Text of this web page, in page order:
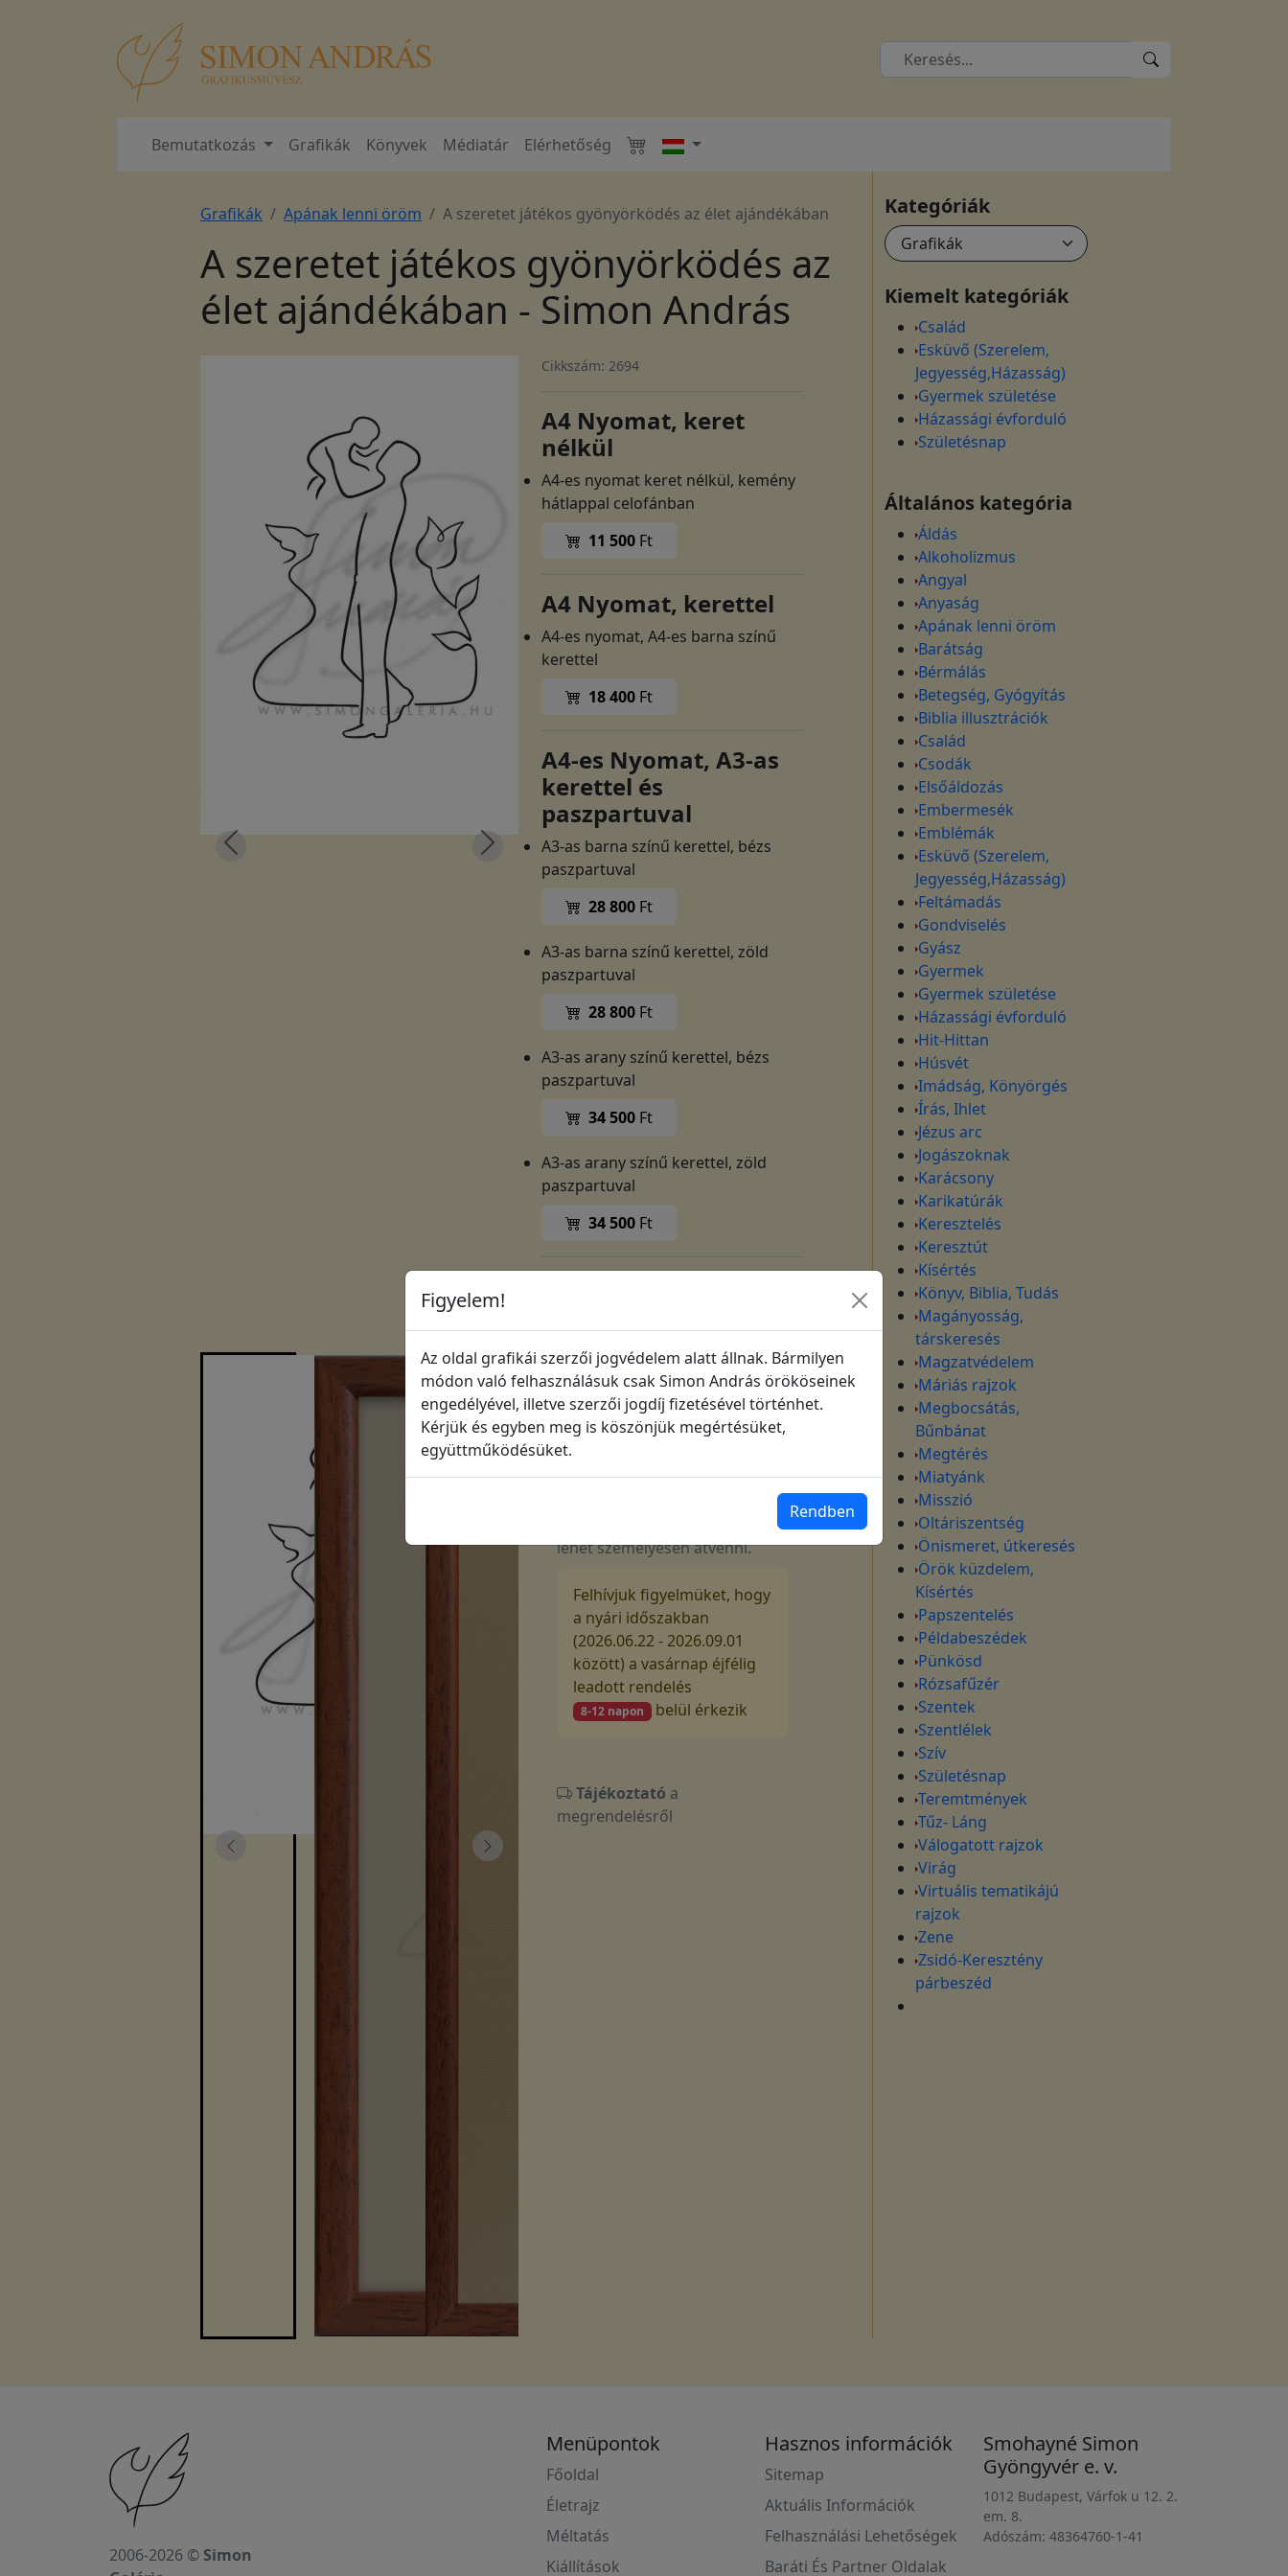
Bemutatkozás Grafikák Könyvek Médiatár Elérhetőség
Grafikák Apának lenni öröm A szeretet játékos gyönyörködés az élet ajándékában
A szeretet játékos gyönyörködés az
élet ajándékában - Simon András
Cikkszám: 2694
A4 Nyomat, keret
nélkül
A4-es nyomat keret nélkül, kemény
hátlappal celofánban
11 500 Ft
A4 Nyomat, kerettel
A4-es nyomat, A4-es barna színű
kerettel
18 400 Ft
A4-es Nyomat, A3-as
kerettel és
paszpartuval
A3-as barna színű kerettel, bézs
paszpartuval
28 800 Ft
A3-as barna színű kerettel, zöld
paszpartuval
28 800 Ft
A3-as arany színű kerettel, bézs
paszpartuval
34 500 Ft
A3-as arany színű kerettel, zöld
paszpartuval
34 500 Ft
220 000Ft
Vasárnap éjfélig leadott
megrendelését a következő hét
lehet személyesen átvenni.
Felhívjuk figyelmüket, hogy
a nyári időszakban
(2026.06.22 - 2026.09.01
között) a vasárnap éjfélig
leadott rendelés
8-12 napon belül érkezik
Tájékoztató a
megrendelésről
Kategóriák
Kiemelt kategóriák
Család
Esküvő (Szerelem,
Jegyesség,Házasság)
Gyermek születése
Házassági évforduló
Születésnap
Általános kategória
Áldás
Alkoholizmus
Angyal
Anyaság
Apának lenni öröm
Barátság
Bérmálás
Betegség, Gyógyítás
Biblia illusztrációk
Család
Csodák
Elsőáldozás
Embermesék
Emblémák
Esküvő (Szerelem,
Jegyesség,Házasság)
Feltámadás
Gondviselés
Gyász
Gyermek
Gyermek születése
Házassági évforduló
Hit-Hittan
Húsvét
Imádság, Könyörgés
Írás, Ihlet
Jézus arc
Jogászoknak
Karácsony
Karikatúrák
Keresztelés
Keresztút
Kísértés
Könyv, Biblia, Tudás
Magányosság,
társkeresés
Magzatvédelem
Máriás rajzok
Megbocsátás,
Bűnbánat
Megtérés
Miatyánk
Misszió
Oltáriszentség
Önismeret, útkeresés
Örök küzdelem,
Kísértés
Papszentelés
Példabeszédek
Pünkösd
Rózsafűzér
Szentek
Szentlélek
Szív
Születésnap
Teremtmények
Tűz- Láng
Válogatott rajzok
Virág
Virtuális tematikájú
rajzok
Zene
Zsidó-Keresztény
párbeszéd
2006-2026 © Simon
Menüpontok
Főoldal
Életrajz
Méltatás
Kiállítások
Hasznos információk
Sitemap
Aktuális Információk
Felhasználási Lehetőségek
Baráti És Partner Oldalak
Smohayné Simon
Gyöngyvér e. v.
1012 Budapest, Várfok u 12. 2.
em. 8.
Adószám: 48364760-1-41
Figyelem!
Az oldal grafikái szerzői jogvédelem alatt állnak. Bármilyen
módon való felhasználásuk csak Simon András örököseinek
engedélyével, illetve szerzői jogdíj fizetésével történhet.
Kérjük és egyben meg is köszönjük megértésüket,
együttműködésüket.
Rendben